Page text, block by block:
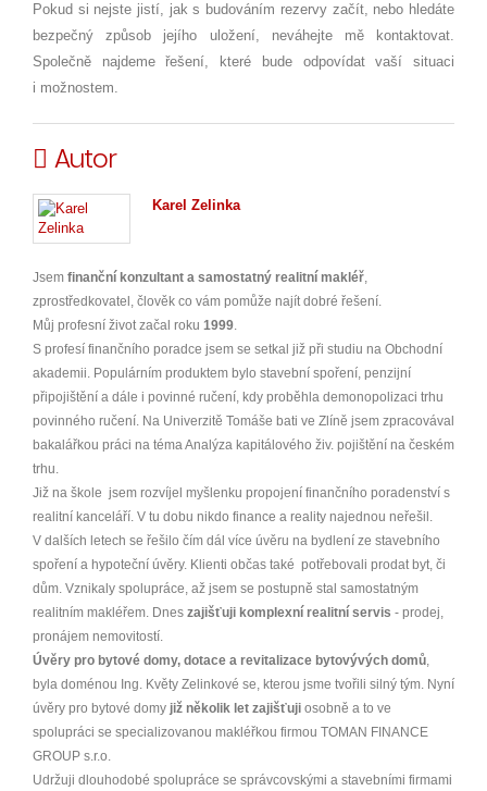
Pokud si nejste jistí, jak s budováním rezervy začít, nebo hledáte
bezpečný způsob jejího uložení, neváhejte mě kontaktovat.
Společně najdeme řešení, které bude odpovídat vaší situaci
i možnostem.
Autor
Karel Zelinka
Jsem finanční konzultant a samostatný realitní makléř
zprostředkovatel, člověk co vám pomůže najít dobré řešení.
Můj profesní život začal roku 1999
S profesí finančního poradce jsem se setkal již při studiu na Obchodní
akademii. Populárním produktem bylo stavební spoření, penzijní
připojištění a dále i povinné ručení, kdy proběhla demonopolizaci trhu
povinného ručení. Na Univerzitě Tomáše bati ve Zlíně jsem zpracovával
bakalářkou práci na téma Analýza kapitálového živ. pojištění na českém
trhu.
Již na škole jsem rozvíjel myšlenku propojení finančního poradenství s
realitní kanceláří. V tu dobu nikdo finance a reality najednou neřešil.
V dalších letech se řešilo čím dál více úvěru na bydlení ze stavebního
spoření a hypoteční úvěry. Klienti občas také potřebovali prodat byt, či
dům. Vznikaly spolupráce, až jsem se postupně stal samostatným
realitním makléřem. Dnes zajišťuji komplexní realitní servis - prodej,
pronájem nemovitostí.
Úvěry pro bytové domy, dotace a revitalizace bytovývých domů
byla doménou Ing. Květy Zelinkové se, kterou jsme tvořili silný tým. Nyní
úvěry pro bytové domy již několik let zajišťuji osobně a to ve
spolupráci se specializovanou makléřkou firmou TOMAN FINANCE
GROUP s.r.o.
Udržuji dlouhodobé spolupráce se správcovskými a stavebními firmami